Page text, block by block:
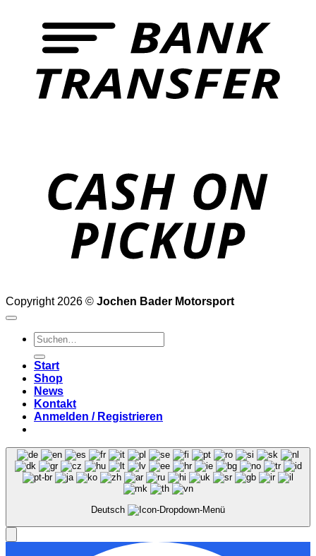
Copyright 2026 © Jochen Bader Motorsport
Suchen
nach:
Start
Shop
News
Kontakt
Anmelden / Registrieren
Deutsch